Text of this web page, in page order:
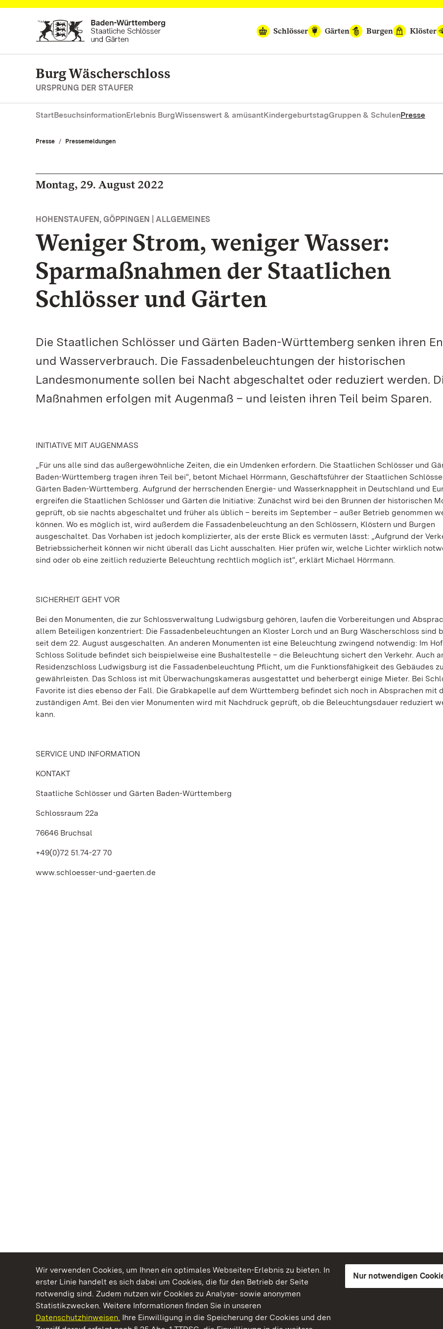
Wir verwenden Cookies, um Ihnen ein optimales Webseiten-Erlebnis zu bieten. In
erster Linie handelt es sich dabei um Cookies, die für den Betrieb der Seite
notwendig sind. Zudem nutzen wir Cookies zu Analyse- sowie anonymen
Statistikzwecken. Weitere Informationen finden Sie in unseren
Datenschutzhinweisen. Ihre Einwilligung in die Speicherung der Cookies und den
Nur notwendigen
Zum Hauptinhalt springen
Schlösser
Gärten Burgen Klöster
Burg Wäscherschloss
URSPRUNG DER STAUFER
StartBesuchsinformationErlebnis BurgWissenswert & amüsantKindergeburtstagGruppen & SchulenPresse
Presse Pressemeldungen
Montag, 29. August 2022
HOHENSTAUFEN, GÖPPINGEN | ALLGEMEINES
Weniger Strom, weniger Wasser:
Sparmaßnahmen der Staatlichen
Schlösser und Gärten
Die Staatlichen Schlösser und Gärten Baden-Württemberg senken ihren
und Wasserverbrauch. Die Fassadenbeleuchtungen der historischen
Landesmonumente sollen bei Nacht abgeschaltet oder reduziert werden.
Maßnahmen erfolgen mit Augenmaß – und leisten ihren Teil beim Sparen.
INITIATIVE MIT AUGENMASS
„Für uns alle sind das außergewöhnliche Zeiten, die ein Umdenken erfordern. Die Staatlichen Schlösser und
Baden-Württemberg tragen ihren Teil bei“, betont Michael Hörrmann, Geschäftsführer der Staatlichen
Gärten Baden-Württemberg. Aufgrund der herrschenden Energie- und Wasserknappheit in Deutschland und
ergreifen die Staatlichen Schlösser und Gärten die Initiative: Zunächst wird bei den Brunnen der historischen
geprüft, ob sie nachts abgeschaltet und früher als üblich – bereits im September – außer Betrieb genommen
können. Wo es möglich ist, wird außerdem die Fassadenbeleuchtung an den Schlössern, Klöstern und Burgen
ausgeschaltet. Das Vorhaben ist jedoch komplizierter, als der erste Blick es vermuten lässt: „Aufgrund der
Betriebssicherheit können wir nicht überall das Licht ausschalten. Hier prüfen wir, welche Lichter wirklich
sind oder ob eine zeitlich reduzierte Beleuchtung rechtlich möglich ist“, erklärt Michael Hörrmann.
SICHERHEIT GEHT VOR
Bei den Monumenten, die zur Schlossverwaltung Ludwigsburg gehören, laufen die Vorbereitungen und
allem Beteiligen konzentriert: Die Fassadenbeleuchtungen an Kloster Lorch und an Burg Wäscherschloss sind
seit dem 22. August ausgeschalten. An anderen Monumenten ist eine Beleuchtung zwingend notwendig: Im
Schloss Solitude befindet sich beispielweise eine Bushaltestelle – die Beleuchtung sichert den Verkehr. Auch
Residenzschloss Ludwigsburg ist die Fassadenbeleuchtung Pflicht, um die Funktionsfähigkeit des Gebäudes zu
gewährleisten. Das Schloss ist mit Überwachungskameras ausgestattet und beherbergt einige Mieter. Bei
Favorite ist dies ebenso der Fall. Die Grabkapelle auf dem Württemberg befindet sich noch in Absprachen mit
zuständigen Amt. Bei den vier Monumenten wird mit Nachdruck geprüft, ob die Beleuchtungsdauer reduziert
kann.
SERVICE UND INFORMATION
KONTAKT
Staatliche Schlösser und Gärten Baden-Württemberg
Schlossraum 22a
76646 Bruchsal
+49(0)72 51.74-27 70
www.schloesser-und-gaerten.de